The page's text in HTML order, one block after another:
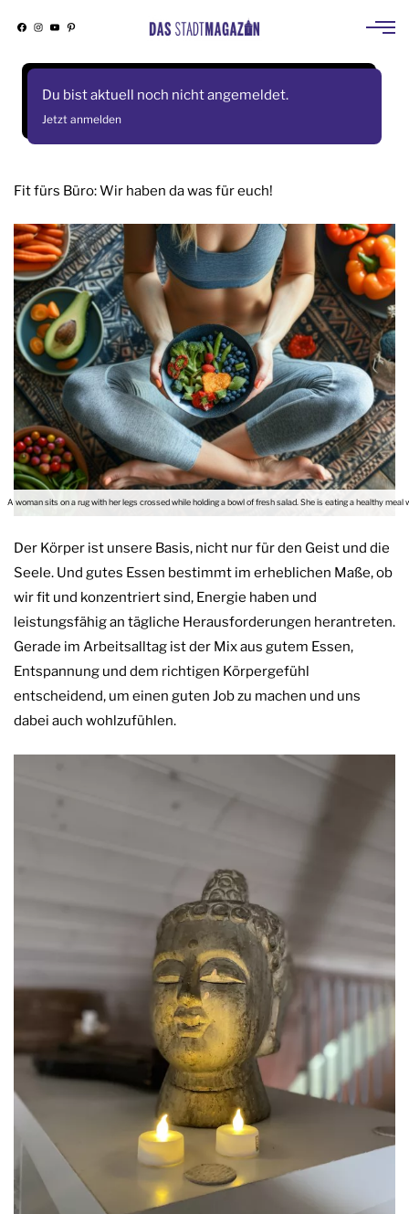
Skip
Facebook
Instagram
YouTube
Pinterest
Du bist aktuell noch nicht angemeldet.
Jetzt anmelden
Fit fürs Büro: Wir haben da was für euch!
A woman sits on a rug with her legs crossed while holding a bowl of fresh salad. She is eating a healthy meal
Der Körper ist unsere Basis, nicht nur für den Geist und die
Seele. Und gutes Essen bestimmt im erheblichen Maße, ob
wir fit und konzentriert sind, Energie haben und
leistungsfähig an tägliche Herausforderungen herantreten.
Gerade im Arbeitsalltag ist der Mix aus gutem Essen,
Entspannung und dem richtigen Körpergefühl
entscheidend, um einen guten Job zu machen und uns
dabei auch wohlzufühlen.